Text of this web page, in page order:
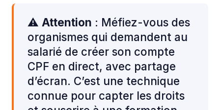
⚠️ Attention : Méfiez-vous des
organismes qui demandent au
salarié de créer son compte
CPF en direct, avec partage
d’écran. C’est une technique
connue pour capter les droits